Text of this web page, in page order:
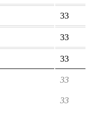
33
33
33
33
33